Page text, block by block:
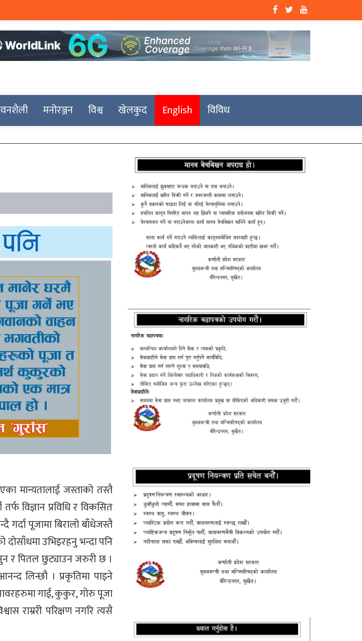
मनोरञ्जन विश्व खेलकुद English विविध
मान्यतालाई जस्ताको तस्तै
विज्ञान प्रविधि र विकसित
गर्दा पूजामा बिरालो बाँधेजस्तै
दोसाँधमा उभिइरहनु भन्दा पनि
र पितल छुट्याउन जरुरी छ ।
लिन्छौ । प्रकृतिमा पाइने
गाई, कुकुर, गोरु पूजा
राम्ररी परिक्षण नगरि त्यसै